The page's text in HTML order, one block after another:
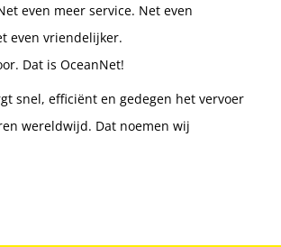
even meer service. Net even
even vriendelijker.
Dat is OceanNet!
snel, efficiënt en gedegen het vervoer
wereldwijd. Dat noemen wij